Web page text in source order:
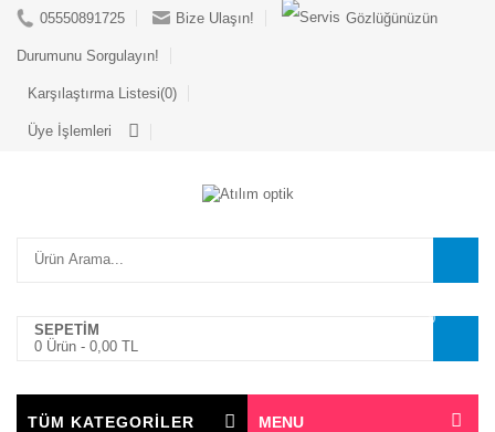
05550891725 Bize Ulaşın! Gözlüğünüzün
Durumunu Sorgulayın!
Karşılaştırma Listesi(0)
Üye İşlemleri
SEPETİM
0 Ürün - 0,00 TL
0
TÜM KATEGORİLER MENU